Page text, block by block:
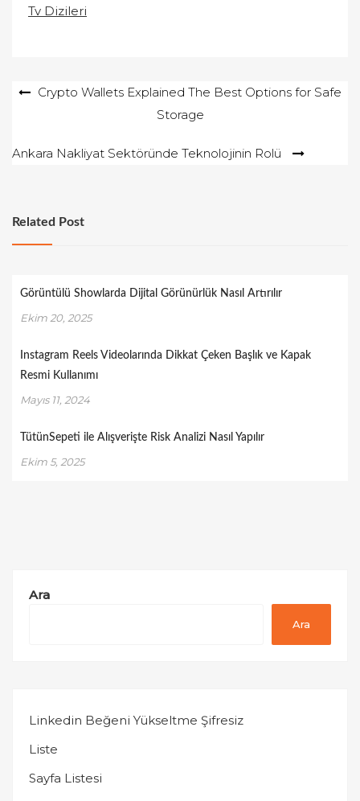
Tv Dizileri
YazıCrypto Wallets Explained The Best Options for Safe
Storage
Ankara Nakliyat Sektöründe Teknolojinin Rolü
Related Post
Görüntülü Showlarda Dijital Görünürlük Nasıl Artırılır
Ekim 20, 2025
Instagram Reels Videolarında Dikkat Çeken Başlık ve Kapak
Resmi Kullanımı
Mayıs 11, 2024
TütünSepeti ile Alışverişte Risk Analizi Nasıl Yapılır
Ekim 5, 2025
Ara
Ara
Linkedin Beğeni Yükseltme Şifresiz
Liste
Sayfa Listesi